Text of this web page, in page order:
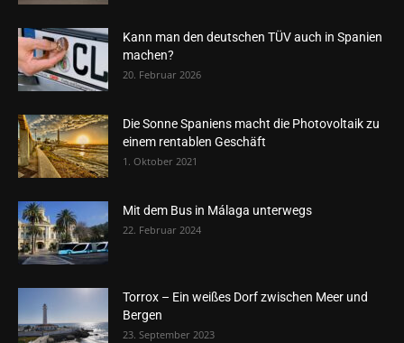
Kann man den deutschen TÜV auch in Spanien
machen?
20. Februar 2026
Die Sonne Spaniens macht die Photovoltaik zu
einem rentablen Geschäft
1. Oktober 2021
Mit dem Bus in Málaga unterwegs
22. Februar 2024
Torrox – Ein weißes Dorf zwischen Meer und
Bergen
23. September 2023